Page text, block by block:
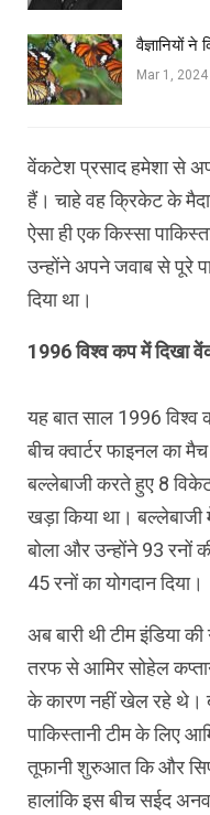
वैज्ञानियों ने
Mar 1, 2024
वेंकटेश प्रसाद हमेशा से
हैं। चाहे वह क्रिकेट के
ऐसा ही एक किस्सा
उन्होंने अपने जवाब से पूरे
दिया था।
1996 विश्व कप में दिखा
यह बात साल 1996 विश्व
बीच क्वार्टर फाइनल का
बल्लेबाजी करते हुए 8
खड़ा किया था।
बोला और उन्होंने 93
45 रनों का योगदान दिया।
अब बारी थी टीम इंडिया
तरफ से आमिर सोहेल
के कारण नहीं खेल रहे थे।
पाकिस्तानी टीम के लिए
तूफानी शुरुआत कि और
हालांकि इस बीच सईद